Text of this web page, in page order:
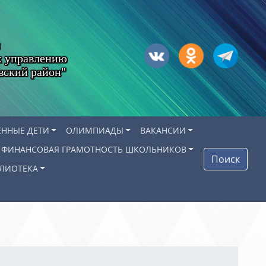
управлению
район"
ДЕТИ ОЛИМПИАДЫ
ВАКАНСИИ
ФИНАНСОВАЯ ГРАМОТНОСТЬ ШКОЛЬНИКОВ
Поиск